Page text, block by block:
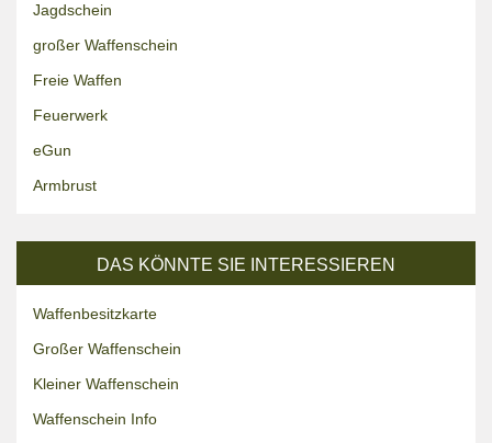
Jagdschein
großer Waffenschein
Freie Waffen
Feuerwerk
eGun
Armbrust
DAS KÖNNTE SIE INTERESSIEREN
Waffenbesitzkarte
Großer Waffenschein
Kleiner Waffenschein
Waffenschein Info